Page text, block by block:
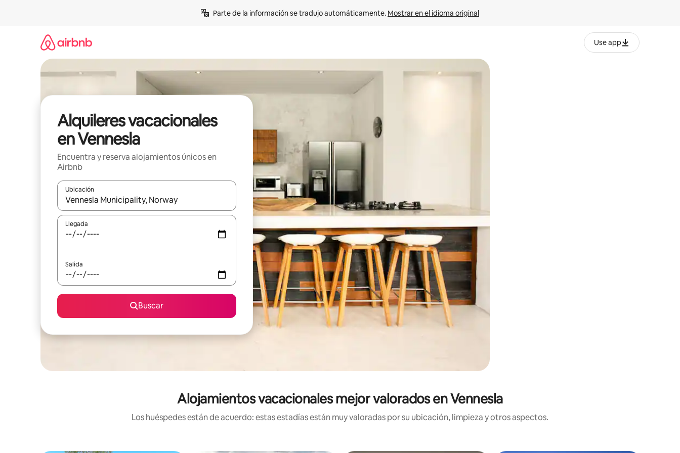
Parte de la información se tradujo automáticamente. Mostrar en el idioma original
Use app
Alquileres vacacionales
en Vennesla
Encuentra y reserva alojamientos únicos en
Airbnb
Ubicación
Cuando los resultados estén disponibles, navega con las teclas de flecha hacia arriba y hacia abajo o explora con el tacto o desliza el dedo.
Llegada
Salida
Buscar
Alojamientos vacacionales mejor valorados en Vennesla
Los huéspedes están de acuerdo: estas estadías están muy valoradas por su ubicación, limpieza y otros aspectos.